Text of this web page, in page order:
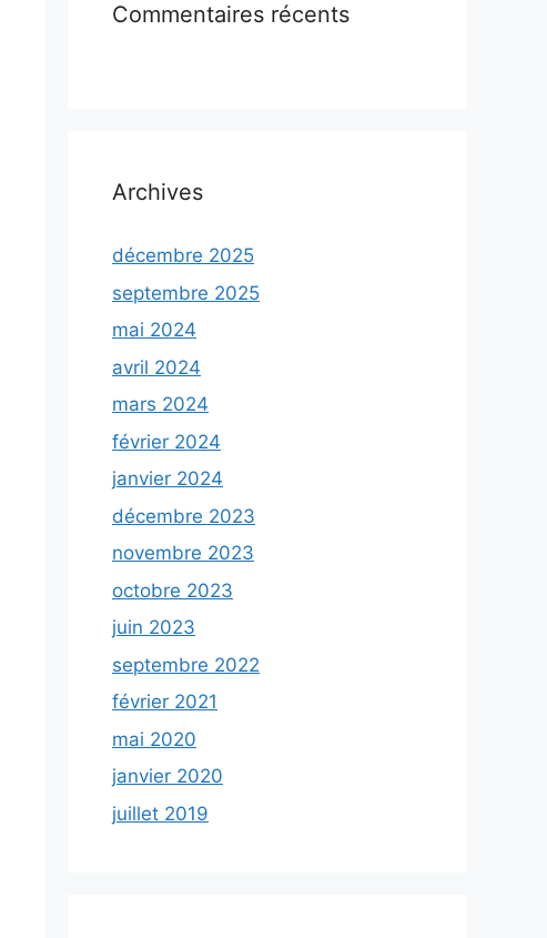
Commentaires récents
Archives
décembre 2025
septembre 2025
mai 2024
avril 2024
mars 2024
février 2024
janvier 2024
décembre 2023
novembre 2023
octobre 2023
juin 2023
septembre 2022
février 2021
mai 2020
janvier 2020
juillet 2019